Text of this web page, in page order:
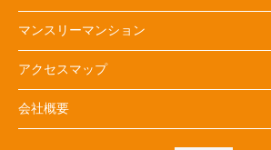
マンスリーマンション
アクセスマップ
会社概要